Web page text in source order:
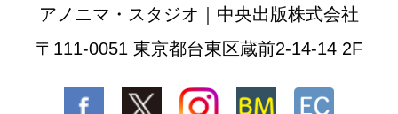
アノニマ・スタジオ｜中央出版株式会社
〒111-0051 東京都台東区蔵前2-14-14 2F